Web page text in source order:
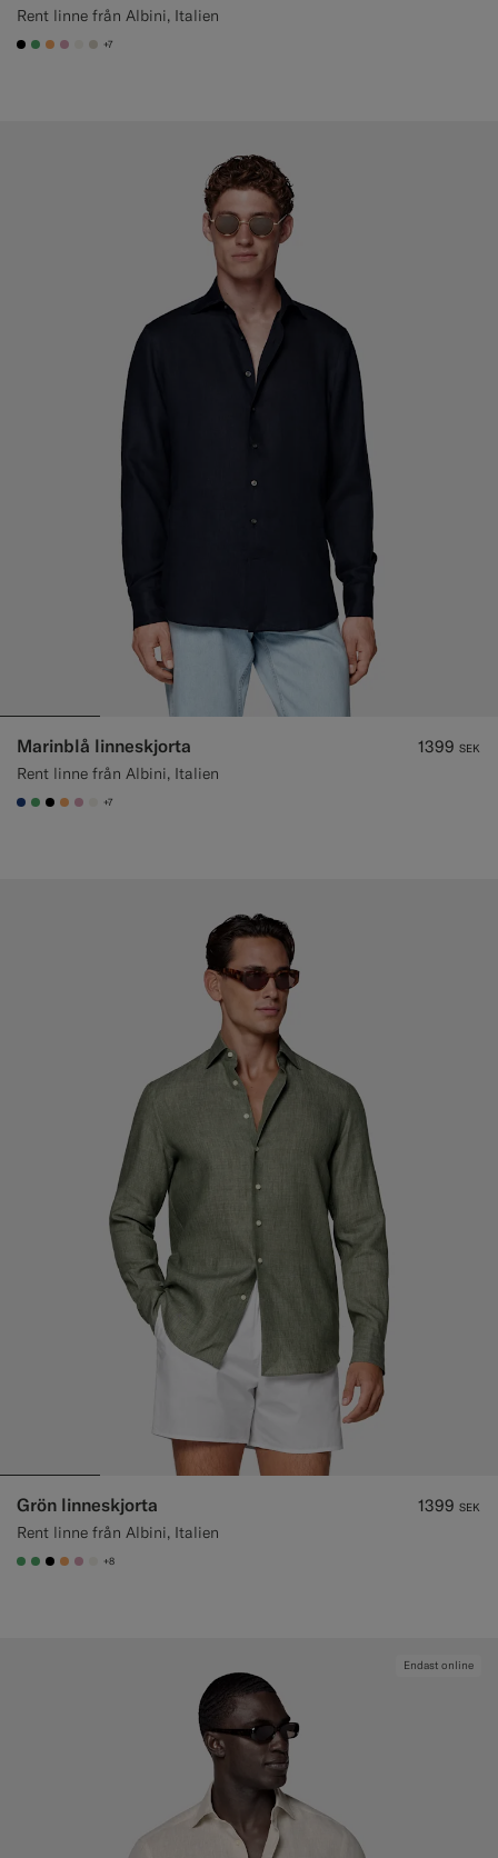
Rent linne från Albini, Italien
#000000
#50AA6A
#F9AA62
#DAA1B6
#F1EFE8
#D7D1C3
+7
Marinblå linneskjorta
Rent linne från Albini, Italien
1399 SEK
#1C3D7A
#50AA6A
#000000
#F9AA62
#DAA1B6
#F1EFE8
+7
Grön linneskjorta
Rent linne från Albini, Italien
1399 SEK
#50AA6A
#50AA6A
#000000
#F9AA62
#DAA1B6
#F1EFE8
+8
Endast online